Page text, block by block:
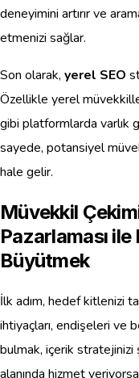
deneyimini artırır ve
etmenizi sağlar.
Son olarak, yerel SEO
Özellikle yerel
gibi platformlarda varlık
sayede, potansiyel
hale gelir.
Müvekkil
Pazarlaması ile
Büyütmek
İlk adım, hedef kitlenizi
ihtiyaçları, endişeleri ve
bulmak, içerik stratejinizi
alanında hizmet